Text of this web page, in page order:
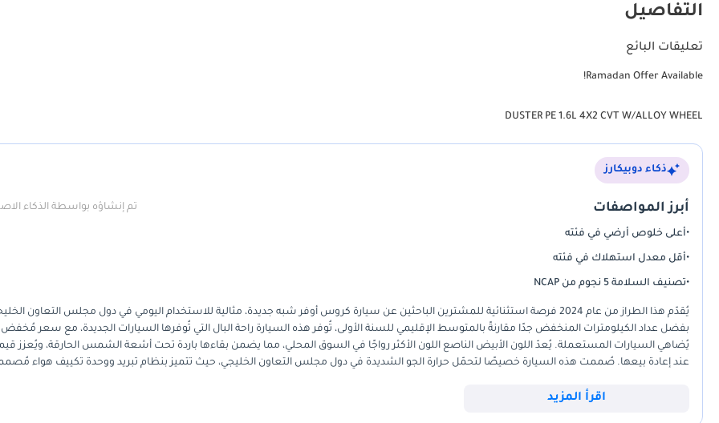
التفاصيل
تعليقات البائع
Ramadan Offer Available!
DUSTER PE 1.6L 4X2 CVT W/ALLOY WHEEL
ذكاء دوبيكارز
أبرز المواصفات تم إنشاؤه بواسطة الذكاء
•أعلى خلوص أرضي في فئته
•أقل معدل استهلاك في فئته
•تصنيف السلامة 5 نجوم من NCAP
يُقدّم هذا الطراز من عام 2024 فرصة استثنائية للمشترين الباحثين عن سيارة كروس أوفر شبه جديدة، مثالية للاستخدام اليومي في دول مجلس التعاون
بفضل عداد الكيلومترات المنخفض جدًا مقارنةً بالمتوسط الإقليمي للسنة الأولى، تُوفر هذه السيارة راحة البال التي تُوفرها السيارات الجديدة، مع سعر مُخفض
يُضاهي السيارات المستعملة. يُعدّ اللون الأبيض الناصع اللون الأكثر رواجًا في السوق المحلي، مما يضمن بقاءها باردة تحت أشعة الشمس الحارقة، ويُعزز
عند إعادة بيعها. صُممت هذه السيارة خصيصًا لتحمّل حرارة الجو الشديدة في دول مجلس التعاون الخليجي، حيث تتميز بنظام تبريد ووحدة تكييف هواء
تبحث عن سيارة موثوقة واقتصادية في استهلاك الوقود للاستخدام اليومي، تُناسب الطرق الوعرة في عطلة نهاية الأسبوع كما تُناسب الطرق السريعة
اقرأ المزيد